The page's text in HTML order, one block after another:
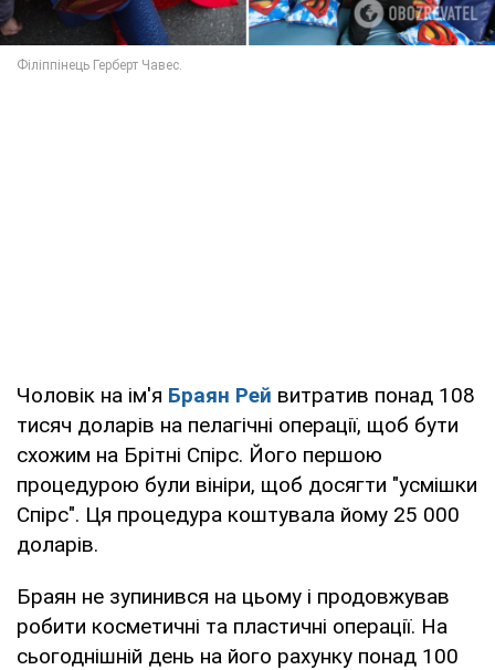
Чоловік на ім'я Браян Рей витратив понад 108
тисяч доларів на пелагічні операції, щоб бути
схожим на Брітні Спірс. Його першою
процедурою були вініри, щоб досягти "усмішки
Спірс". Ця процедура коштувала йому 25 000
доларів.
Браян не зупинився на цьому і продовжував
робити косметичні та пластичні операції. На
сьогоднішній день на його рахунку понад 100